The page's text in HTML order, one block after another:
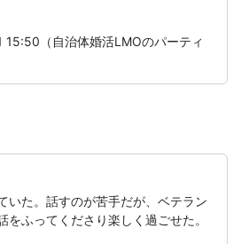
（自治体婚活LMOのパーティ
いた。話すのが苦手だが、ベテラン
をふってくださり楽しく過ごせた。